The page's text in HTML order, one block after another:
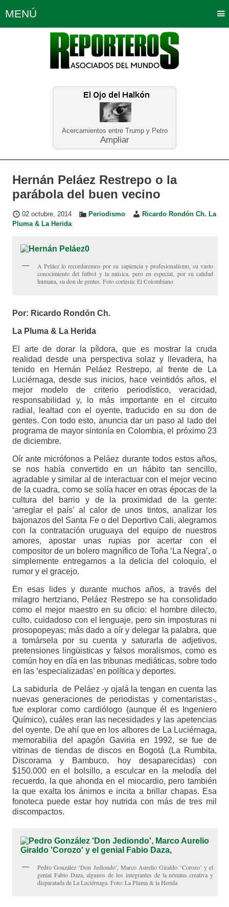
Acercamientos entre Trump y Petro
Ampliar
MENÚ
Política Opinión Bogotá
Planeta Tierra Deportes
Educación Neira
Hernán Peláez Restrepo o la
parábola del buen vecino
02 octubre, 2014 Periodismo
Ricardo Rondón Ch. La
Pluma & La Herida
A Peláez lo recordaremos por su sapiencia y profesionalismo, su vasto
conocimiento del fútbol y la música, pero en especial, por su calidad
humana, su don de gentes. Foto cortesía: El Colombiano
Por: Ricardo Rondón Ch.
La Pluma & La Herida
El arte de dorar la píldora, que es mostrar la cruda
realidad desde una perspectiva solaz y llevadera, ha
tenido en Hernán Peláez Restrepo, al frente de La
Luciérnaga, desde sus inicios, hace veintidós años, el
mejor modelo de criterio periodístico, veracidad,
responsabilidad y, lo más importante en el circuito
radial, lealtad con el oyente, traducido en su don de
gentes. Con todo esto, anuncia dar un paso al lado del
programa de mayor sintonía en Colombia, el próximo 23
de diciembre.
Oír ante micrófonos a Peláez durante todos estos años,
se nos había convertido en un hábito tan sencillo,
agradable y similar al de interactuar con el mejor vecino
de la cuadra, como se solía hacer en otras épocas de la
cultura del barrio y de la proximidad de la gente:
‘arreglar el país’ al calor de unos tintos, analizar los
bajonazos del Santa Fe o del Deportivo Cali, alegrarnos
con la contratación uruguaya del equipo de nuestros
amores, apostar unas rupias por acertar con el
compositor de un bolero magnífico de Toña ‘La Negra’, o
simplemente entregarnos a la delicia del coloquio, el
rumor y el gracejo.
En esas lides y durante muchos años, a través del
milagro hertziano, Peláez Restrepo se ha consolidado
como el mejor maestro en su oficio: el hombre dilecto,
culto, cuidadoso con el lenguaje, pero sin imposturas ni
prosopopeyas; más dado a oír y delegar la palabra, que
a tomársela por su cuenta y saturarla de adjetivos,
pretensiones lingüisticas y falsos moralismos, como es
común hoy en día en las tribunas mediáticas, sobre todo
en las ‘especializadas’ en política y deportes.
La sabiduría de Peláez -y ojalá la tengan en cuenta las
nuevas generaciones de periodistas y comentaristas-,
fue explorar como cardiólogo (aunque él es Ingeniero
Químico), cuáles eran las necesidades y las apetencias
del oyente. De ahí que en los albores de La Luciérnaga,
memorabilia del apagón Gaviria en 1992, se fue de
vitrinas de tiendas de discos en Bogotá (La Rumbita,
Discorama y Bambuco, hoy desaparecidas) con
$150.000 en el bolsillo, a esculcar en la melodía del
recuerdo, la que ahonda en el miocardio, pero también
la que exalta los ánimos e incita a brillar chapas. Esa
fonoteca puede estar hoy nutrida con más de tres mil
discompactos.
Pedro González ‘Don Jediondo’, Marco Aurelio Giraldo ‘Corozo’ y el
genial Fabio Daza, algunos de los integrantes de la nómina creativa y
disparatada de La Luciérnaga. Foto: La Pluma & la Herida